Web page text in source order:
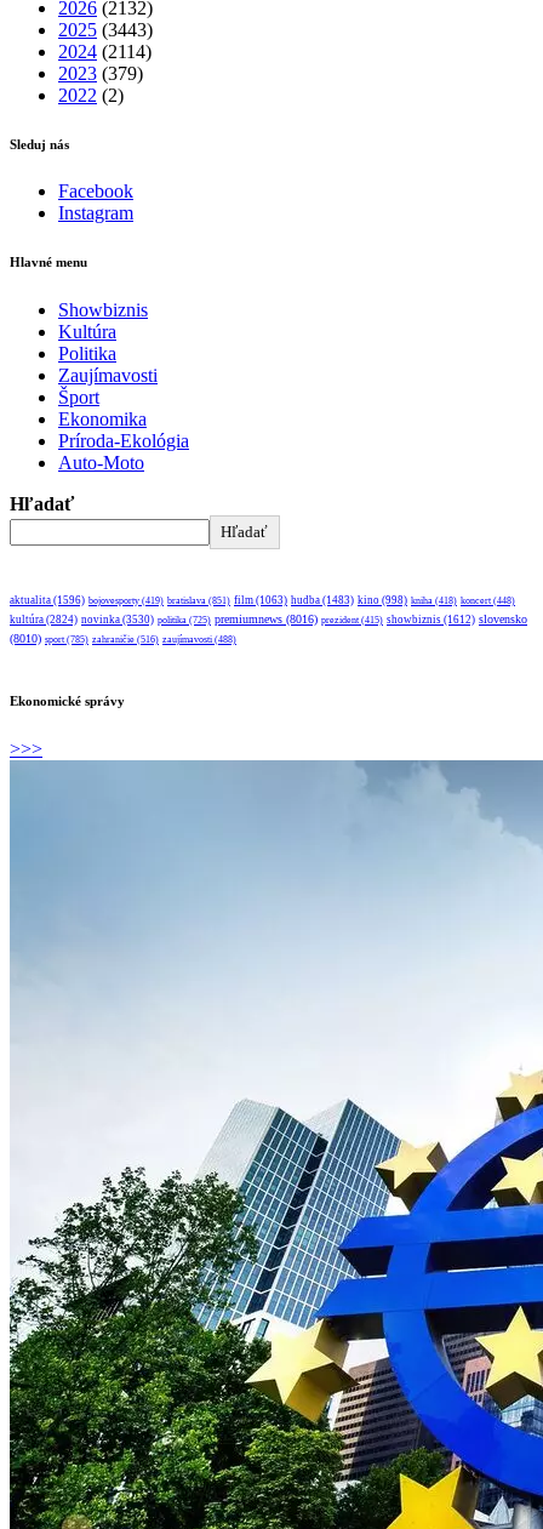
2026 (2132)
2025 (3443)
2024 (2114)
2023 (379)
2022 (2)
Sleduj nás
Facebook
Instagram
Hlavné menu
Showbiznis
Kultúra
Politika
Zaujímavosti
Šport
Ekonomika
Príroda-Ekológia
Auto-Moto
Hľadať
Hľadať
aktualita (1596) bojovesporty (419) bratislava (851) film (1063) hudba (1483) kino (998) kniha (418) koncert (448)
kultúra (2824) novinka (3530) politika (725) premiumnews (8016) prezident (415) showbiznis (1612) slovensko
(8010) sport (785) zahraničie (516) zaujímavosti (488)
Ekonomické správy
>>>